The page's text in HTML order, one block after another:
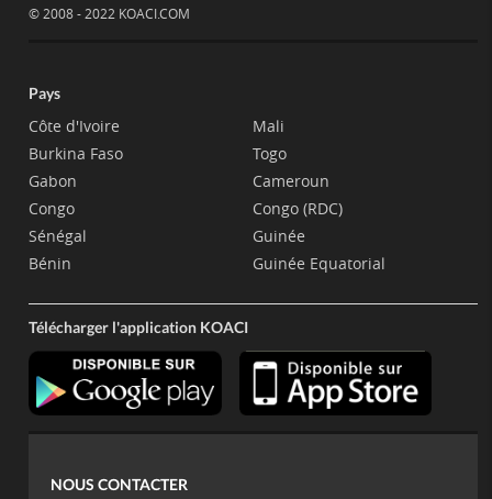
© 2008 - 2022 KOACI.COM
Pays
Côte d'Ivoire
Burkina Faso
Gabon
Congo
Sénégal
Bénin
Mali
Togo
Cameroun
Congo (RDC)
Guinée
Guinée Equatorial
Télécharger l'application KOACI
NOUS CONTACTER